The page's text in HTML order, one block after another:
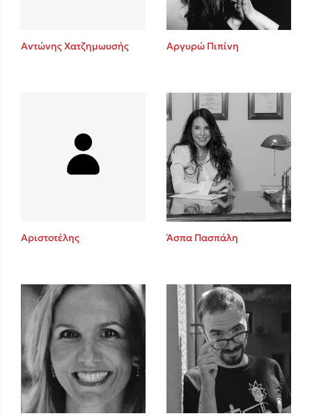
Αντώνης Χατζημωυσής Αργυρώ Πιπίνη
Αριστοτέλης Άσπα Πασπάλη